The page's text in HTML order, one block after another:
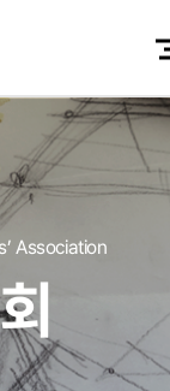
Association